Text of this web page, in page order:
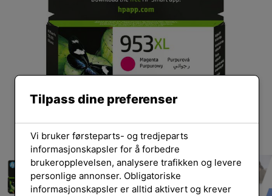
Tilpass dine preferenser
Vi bruker førsteparts- og tredjeparts
informasjonskapsler for å forbedre
brukeropplevelsen, analysere trafikken og levere
personlige annonser. Obligatoriske
informasjonskapsler er alltid aktivert og krever